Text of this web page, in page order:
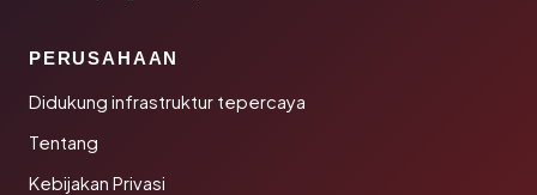
PERUSAHAAN
Didukung infrastruktur tepercaya
Tentang
Kebijakan Privasi